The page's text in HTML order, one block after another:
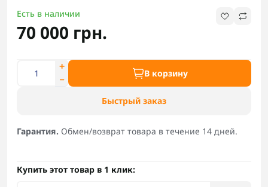
Есть в наличии
70 000 грн.
В корзину
Быстрый заказ
Гарантия. Обмен/возврат товара в течение 14 дней.
Купить этот товар в 1 клик: